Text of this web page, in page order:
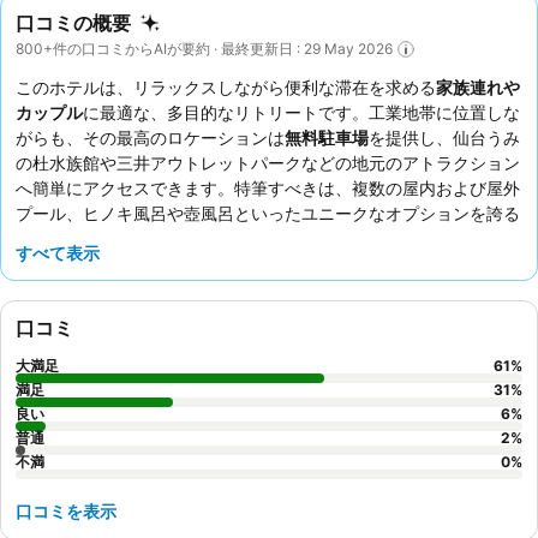
口コミの概要
800+件の口コミからAIが要約 · 最終更新日 : 29 May 2026
このホテルは、リラックスしながら便利な滞在を求める家族連れや
カップルに最適な、多目的なリトリートです。工業地帯に位置しな
がらも、その最高のロケーションは無料駐車場を提供し、仙台うみ
の杜水族館や三井アウトレットパークなどの地元のアトラクション
へ簡単にアクセスできます。特筆すべきは、複数の屋内および屋外
プール、ヒノキ風呂や壺風呂といったユニークなオプションを誇る
タンシチューや自分好みにカスタマイズできる海鮮丼などの地元料
「夜鳴きそば」とアイスクリームをぜひお楽しみください。
すべて表示
口コミ
大満足 61%
満足
31%
良い
6%
普通
2%
不満
0%
口コミを表示